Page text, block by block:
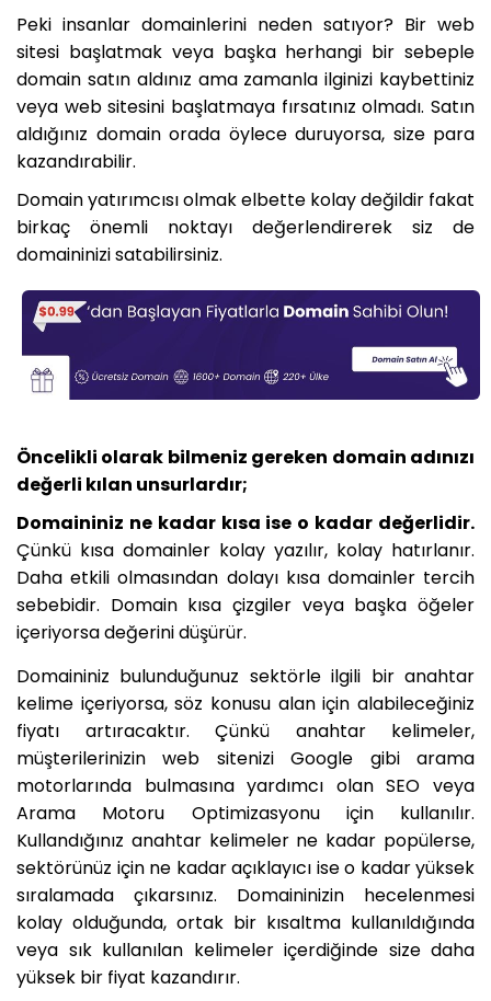
Peki insanlar domainlerini neden satıyor? Bir web
sitesi başlatmak veya başka herhangi bir sebeple
domain satın aldınız ama zamanla ilginizi kaybettiniz
veya web sitesini başlatmaya fırsatınız olmadı. Satın
aldığınız domain orada öylece duruyorsa, size para
kazandırabilir.
Domain yatırımcısı olmak elbette kolay değildir fakat
birkaç önemli noktayı değerlendirerek siz de
domaininizi satabilirsiniz.
Öncelikli olarak bilmeniz gereken domain adınızı
değerli kılan unsurlardır;
Domaininiz ne kadar kısa ise o kadar değerlidir.
Çünkü kısa domainler kolay yazılır, kolay hatırlanır.
Daha etkili olmasından dolayı kısa domainler tercih
sebebidir. Domain kısa çizgiler veya başka öğeler
içeriyorsa değerini düşürür.
Domaininiz bulunduğunuz sektörle ilgili bir anahtar
kelime içeriyorsa, söz konusu alan için alabileceğiniz
fiyatı artıracaktır. Çünkü anahtar kelimeler,
müşterilerinizin web sitenizi Google gibi arama
motorlarında bulmasına yardımcı olan SEO veya
Arama Motoru Optimizasyonu için kullanılır.
Kullandığınız anahtar kelimeler ne kadar popülerse,
sektörünüz için ne kadar açıklayıcı ise o kadar yüksek
sıralamada çıkarsınız. Domaininizin hecelenmesi
kolay olduğunda, ortak bir kısaltma kullanıldığında
veya sık kullanılan kelimeler içerdiğinde size daha
yüksek bir fiyat kazandırır.